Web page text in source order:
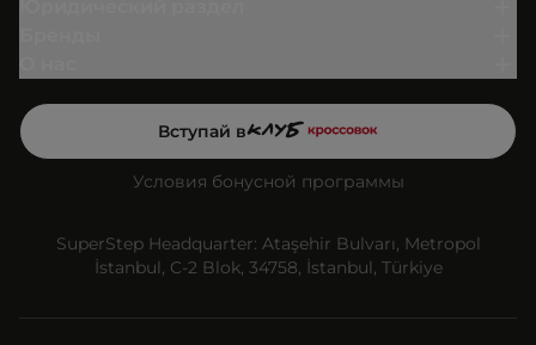
Вступай в
Условия бонусной программы
SuperStep Headquarter: Ataşehir Bulvarı, Metropol
İstanbul, C-2 Blok, 34758, İstanbul, Türkiye